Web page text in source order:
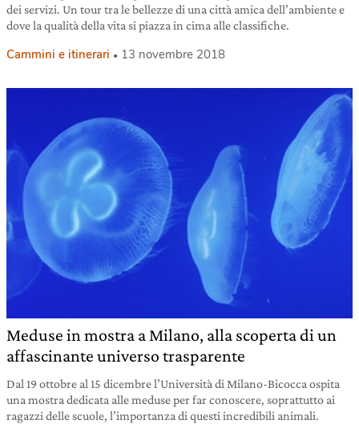
dei servizi. Un tour tra le bellezze di una città amica dell’ambiente e
dove la qualità della vita si piazza in cima alle classifiche.
Cammini e itinerari 13 novembre 2018
Meduse in mostra a Milano, alla scoperta di un
affascinante universo trasparente
Dal 19 ottobre al 15 dicembre l’Università di Milano-Bicocca ospita
una mostra dedicata alle meduse per far conoscere, soprattutto ai
ragazzi delle scuole, l’importanza di questi incredibili animali.